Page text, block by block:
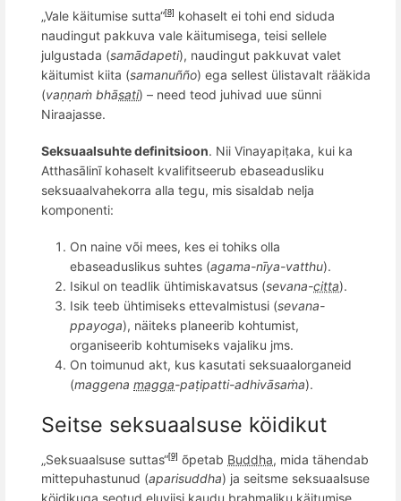
„Vale käitumise sutta“[8]
kohaselt ei tohi end siduda
naudingut pakkuva vale käitumisega, teisi sellele
julgustada (samādapeti), naudingut pakkuvat valet
käitumist kiita (samanuñño) ega sellest ülistavalt rääkida
(vaṇṇaṁ bhāsati) – need teod juhivad uue sünni
Niraajasse.
Seksuaalsuhte definitsioon. Nii Vinayapiṭaka, kui ka
Atthasālinī kohaselt kvalifitseerub ebaseadusliku
seksuaalvahekorra alla tegu, mis sisaldab nelja
komponenti:
On naine või mees, kes ei tohiks olla
ebaseaduslikus suhtes (agama-nīya-vatthu).
Isikul on teadlik ühtimiskavatsus (sevana-citta).
Isik teeb ühtimiseks ettevalmistusi (sevana-
ppayoga), näiteks planeerib kohtumist,
organiseerib kohtumiseks vajaliku jms.
On toimunud akt, kus kasutati seksuaalorganeid
(maggena magga-paṭipatti-adhivāsaṁa).
Seitse seksuaalsuse köidikut
„Seksuaalsuse suttas“[9] õpetab Buddha , mida tähendab
mittepuhastunud (aparisuddha) ja seitsme seksuaalsuse